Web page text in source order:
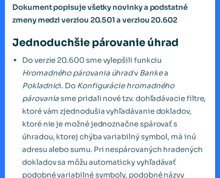
Dokument popisuje všetky novinky a podstatné
zmeny medzi verziou 20.501 a verziou 20.602
Jednoduchšie párovanie úhrad
Do verzie 20.600 sme vylepšili funkciu
Hromadného párovania úhradv Bankea
Pokladnici. Do Konfigurácie hromadného
párovaniasme pridali nové tzv. dohľadávacie filtre,
ktoré vám zjednodušia vyhľadávanie dokladov,
ktoré nie je možné jednoznačne spárovať s
úhradou, ktorej chýba variabilný symbol, má inú
adresu alebo sumu. Pri nespárovaných hradených
dokladov sa môžu automaticky vyhľadávať
podobné variabilné symboly, podobné názvy